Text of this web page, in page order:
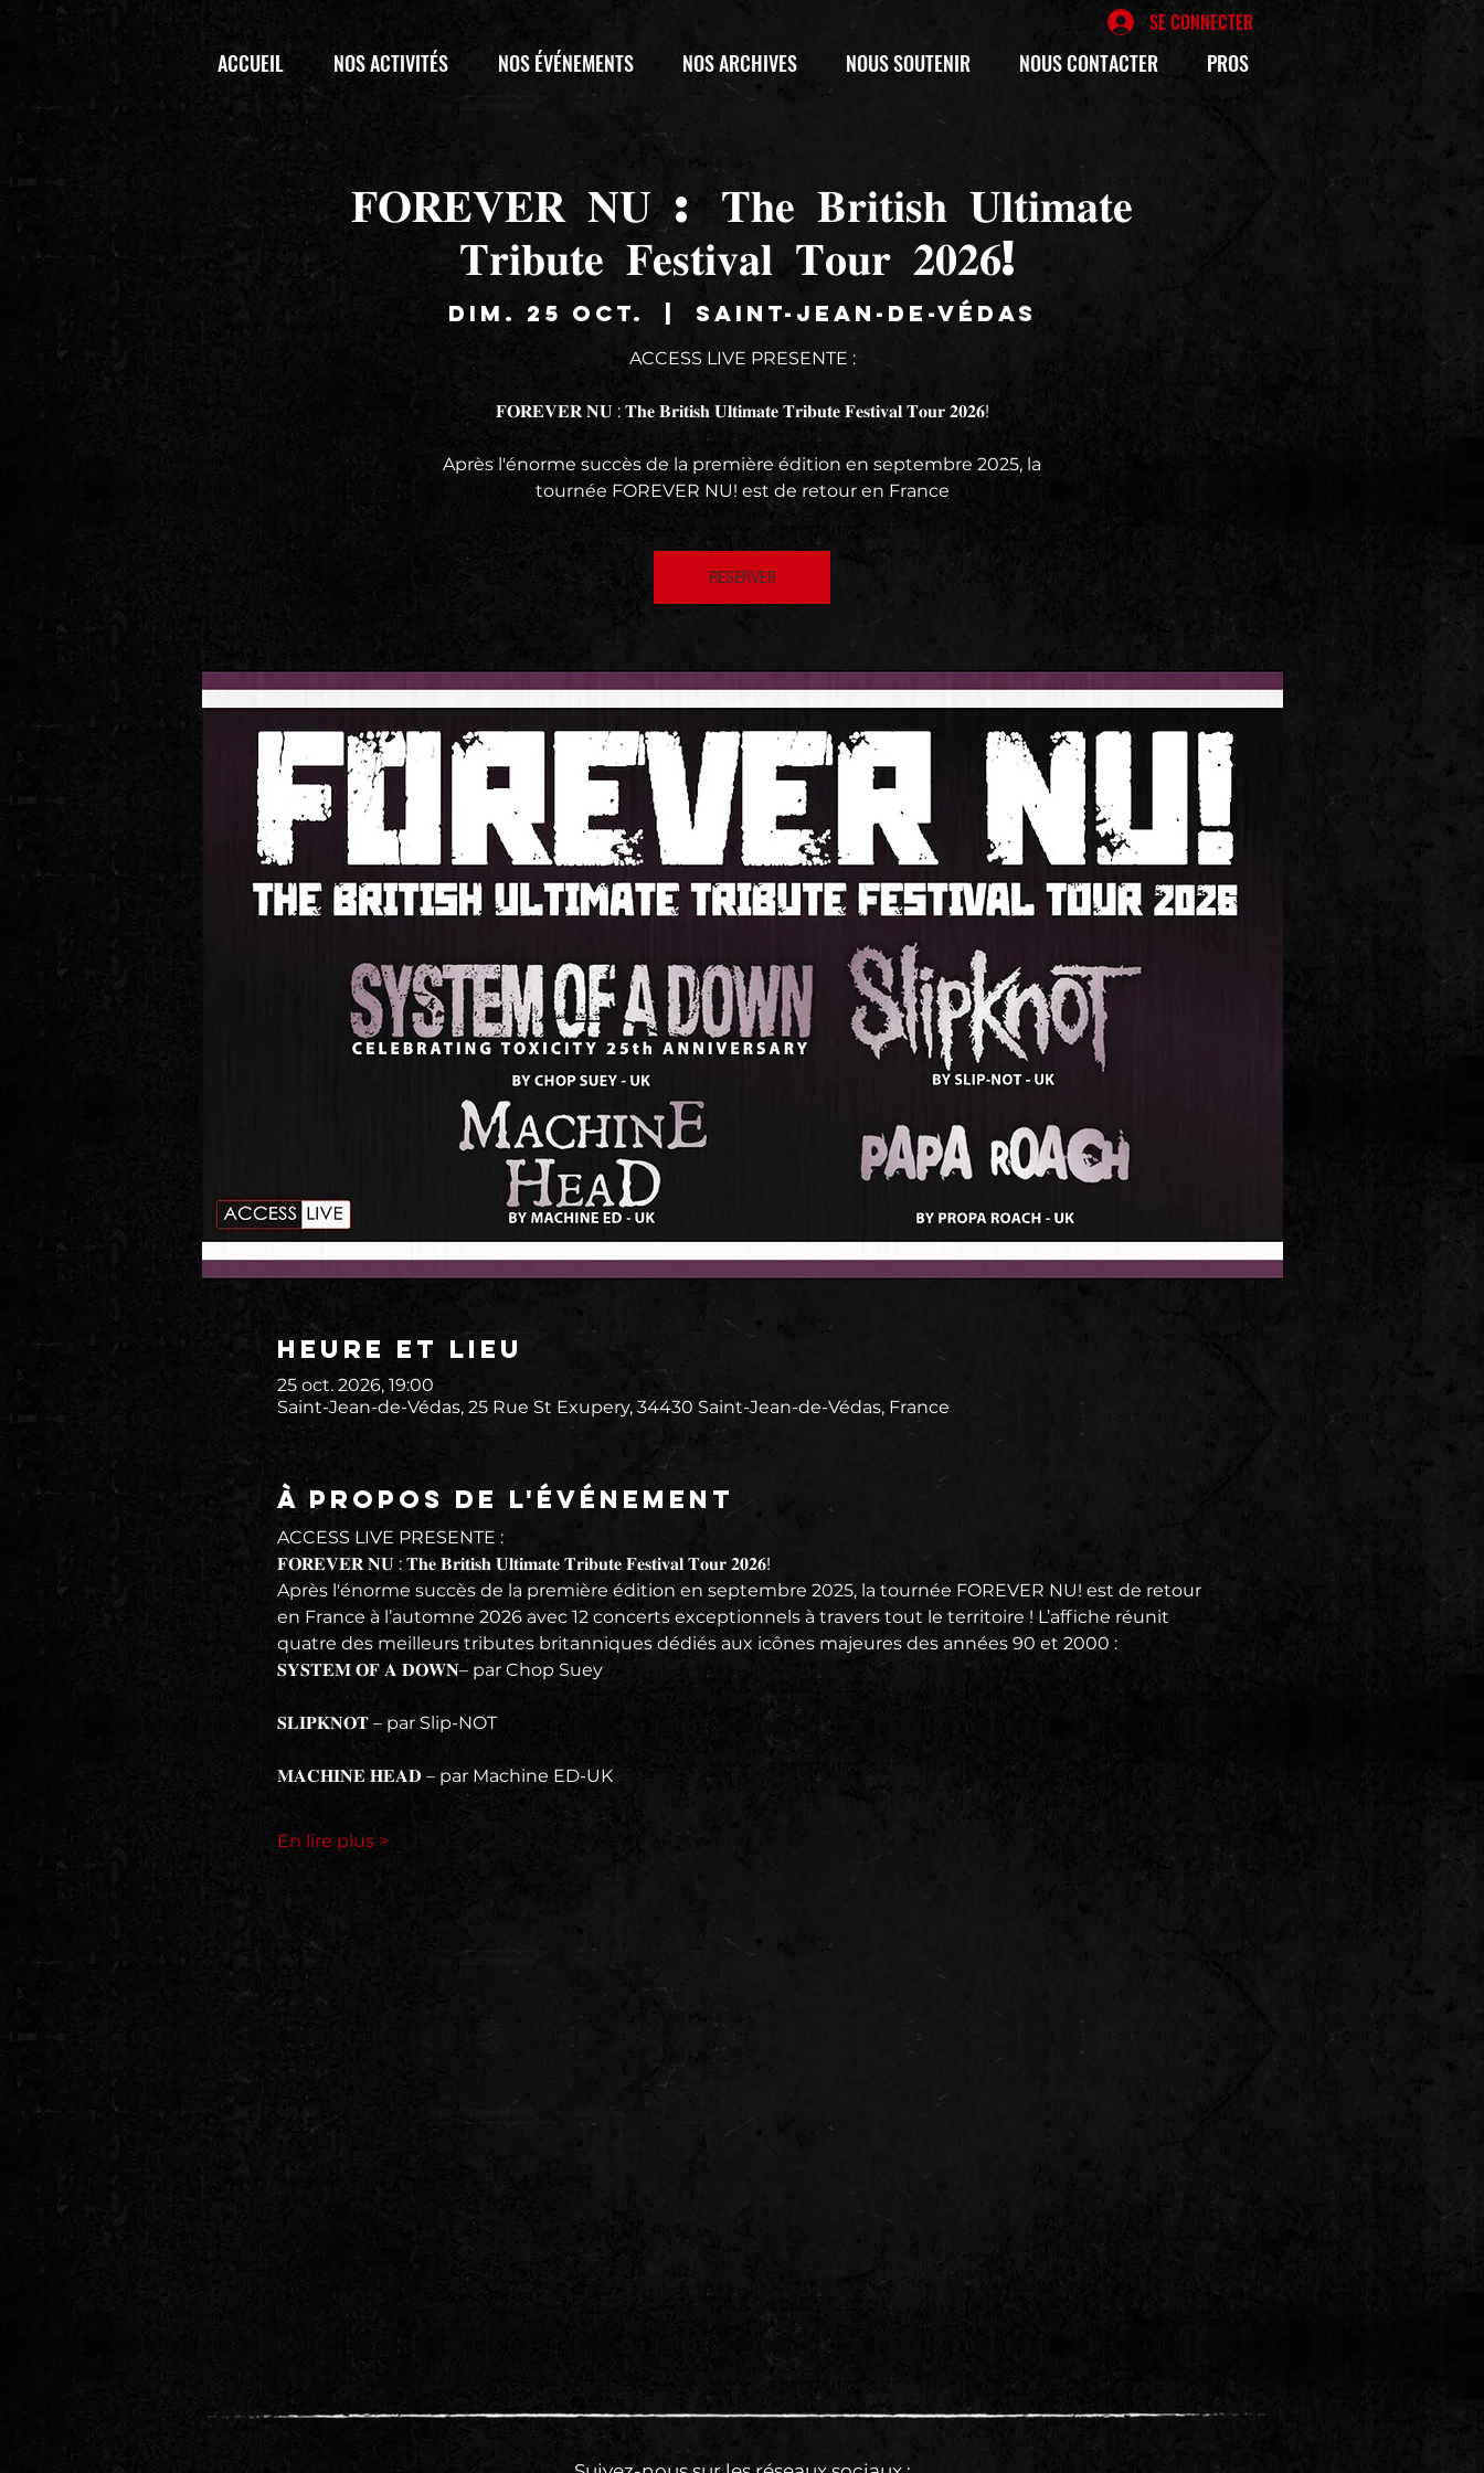
SE CONNECTER
ACCUEIL NOS ACTIVITÉS NOS ÉVÉNEMENTS NOS ARCHIVES NOUS SOUTENIR NOUS CONTACTER PROS
𝐅𝐎𝐑𝐄𝐕𝐄𝐑 𝐍𝐔 : 𝐓𝐡𝐞 𝐁𝐫𝐢𝐭𝐢𝐬𝐡 𝐔𝐥𝐭𝐢𝐦𝐚𝐭𝐞
𝐓𝐫𝐢𝐛𝐮𝐭𝐞 𝐅𝐞𝐬𝐭𝐢𝐯𝐚𝐥 𝐓𝐨𝐮𝐫 𝟐𝟎𝟐𝟔!
dim. 25 oct. Saint-Jean-de-Védas
ACCESS LIVE PRESENTE :
𝐅𝐎𝐑𝐄𝐕𝐄𝐑 𝐍𝐔 : 𝐓𝐡𝐞 𝐁𝐫𝐢𝐭𝐢𝐬𝐡 𝐔𝐥𝐭𝐢𝐦𝐚𝐭𝐞 𝐓𝐫𝐢𝐛𝐮𝐭𝐞 𝐅𝐞𝐬𝐭𝐢𝐯𝐚𝐥 𝐓𝐨𝐮𝐫 𝟐𝟎𝟐𝟔!
Après l'énorme succès de la première édition en septembre 2025, la
tournée FOREVER NU! est de retour en France
RESERVER
Heure et lieu
25 oct. 2026, 19:00
Saint-Jean-de-Védas, 25 Rue St Exupery, 34430 Saint-Jean-de-Védas, France
À propos de l'événement
ACCESS LIVE PRESENTE :
𝐅𝐎𝐑𝐄𝐕𝐄𝐑 𝐍𝐔 : 𝐓𝐡𝐞 𝐁𝐫𝐢𝐭𝐢𝐬𝐡 𝐔𝐥𝐭𝐢𝐦𝐚𝐭𝐞 𝐓𝐫𝐢𝐛𝐮𝐭𝐞 𝐅𝐞𝐬𝐭𝐢𝐯𝐚𝐥 𝐓𝐨𝐮𝐫 𝟐𝟎𝟐𝟔!
Après l'énorme succès de la première édition en septembre 2025, la tournée FOREVER NU! est de retour
en France à l’automne 2026 avec 12 concerts exceptionnels à travers tout le territoire ! L’affiche réunit
quatre des meilleurs tributes britanniques dédiés aux icônes majeures des années 90 et 2000 :
𝐒𝐘𝐒𝐓𝐄𝐌 𝐎𝐅 𝐀 𝐃𝐎𝐖𝐍– par Chop Suey
𝐒𝐋𝐈𝐏𝐊𝐍𝐎𝐓 – par Slip-NOT
𝐌𝐀𝐂𝐇𝐈𝐍𝐄 𝐇𝐄𝐀𝐃 – par Machine ED-UK
En lire plus >